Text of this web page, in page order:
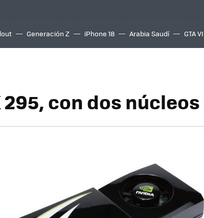
Generación Z iPhone 18 Arabia Saudí GTA VI
295, con dos núcleos